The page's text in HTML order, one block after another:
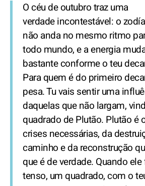
O céu de outubro traz uma
verdade incontestável: o
não anda no mesmo ritmo
todo mundo, e a energia
bastante conforme o teu
Para quem é do primeiro
pesa. Tu vais sentir uma
daquelas que não largam,
quadrado de Plutão. Plutão é
crises necessárias, da
caminho e da reconstrução
que é de verdade. Quando
tenso, um quadrado, com o